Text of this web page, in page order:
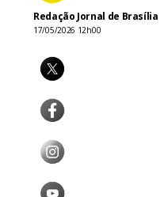
Redação Jornal de Brasília
17/05/2026 12h00